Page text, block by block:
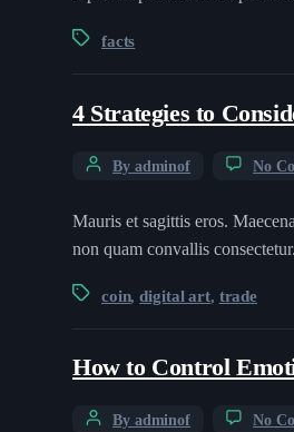
facts
4 Strategies to
By adminof No
Mauris et sagittis eros.
non quam convallis
coin,digital art, trade
How to Control
By adminof No